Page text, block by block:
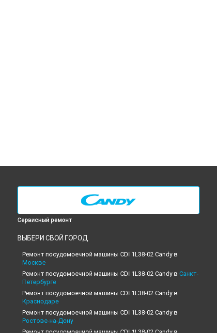
Сервисный ремонт
ВЫБЕРИ СВОЙ ГОРОД
Ремонт посудомоечной машины CDI 1L38-02 Candy в
Москве
Ремонт посудомоечной машины CDI 1L38-02 Candy в Санкт-
Петербурге
Ремонт посудомоечной машины CDI 1L38-02 Candy в
Краснодаре
Ремонт посудомоечной машины CDI 1L38-02 Candy в
Ростове-на-Дону